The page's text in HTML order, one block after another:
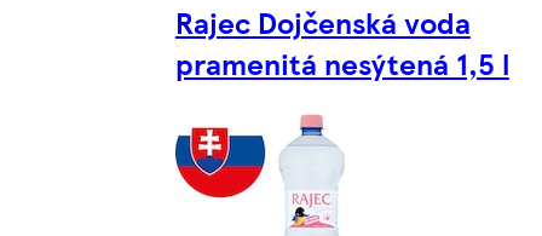
Rajec Dojčenská voda
pramenitá nesýtená 1,5 l